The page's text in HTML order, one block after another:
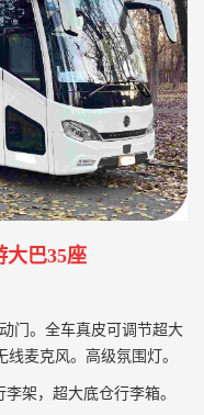
大巴35座
门。全车真皮可调节超大
麦克风。高级氛围灯。
架，超大底仓行李箱。